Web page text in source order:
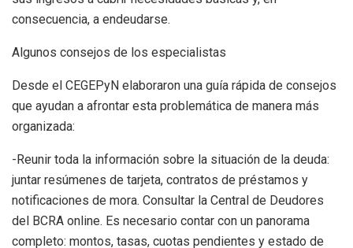
consecuencia, a endeudarse.
Algunos consejos de los especialistas
Desde el CEGEPyN elaboraron una guía rápida de consejos
que ayudan a afrontar esta problemática de manera más
organizada:
-Reunir toda la información sobre la situación de la deuda:
juntar resúmenes de tarjeta, contratos de préstamos y
notificaciones de mora. Consultar la Central de Deudores
del BCRA online. Es necesario contar con un panorama
completo: montos, tasas, cuotas pendientes y estado de